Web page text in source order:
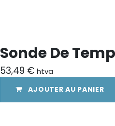
Sonde De
53,49 € htva
AJOUTER AU PANIER